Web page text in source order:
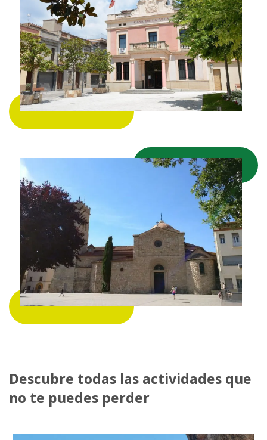
Descubre todas las actividades que
no te puedes perder